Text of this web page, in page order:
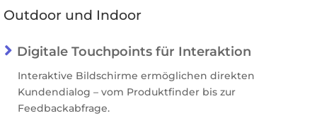
Outdoor und Indoor
 Digitale Touchpoints für Interaktion
Interaktive Bildschirme ermöglichen direkten
Kundendialog – vom Produktfinder bis zur
Feedbackabfrage.